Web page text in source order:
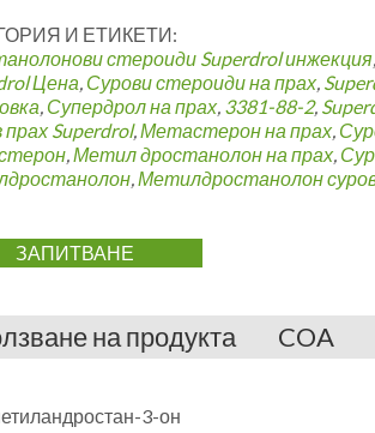
И ЕТИКЕТИ:
стероиди Superdrol инжекция,
Цена, Сурови стероиди на прах,
, Супердрол на прах, 3381-88-2,
прах Superdrol,Метастерон на прах,
,Метил дростанолон на прах,
,Метилдростанолон
ЗАПИТВАНЕ
на продукта COA
3-он